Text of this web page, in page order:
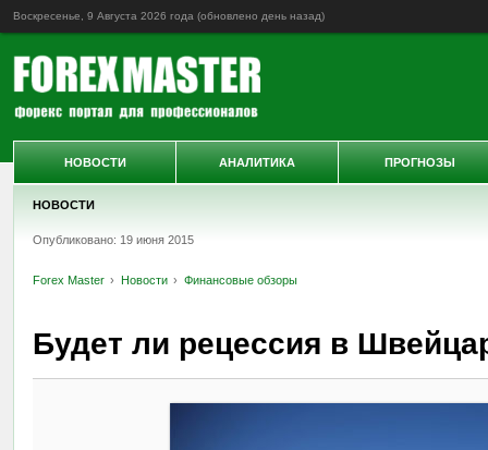
Воскресенье, 9 Августа 2026 года (обновлено день назад)
НОВОСТИ
Опубликовано: 19 июня 2015
Forex Master Новости Финансовые обзоры
Будет ли рецессия в
НОВОСТИ АНАЛИТИКА ПРОГНОЗЫ